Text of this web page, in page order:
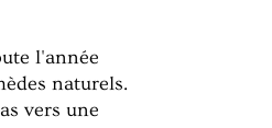
l'année
naturels.
vers une